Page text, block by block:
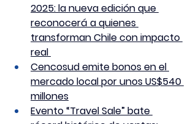
2025: la nueva edición que
reconocerá a quienes
transforman Chile con impacto
real
Cencosud emite bonos en el
mercado local por unos US$540
millones
Evento “Travel Sale” bate